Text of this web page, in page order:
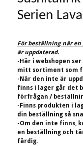
Serien Lava
För beställning när
är uppdaterad.
-Här i webshopen
mitt sortiment som
-När den inte är
finns i lager går det
förfrågan /
-Finns produkten i
din beställning så
-Om den inte finns,
en beställning och
färdig.